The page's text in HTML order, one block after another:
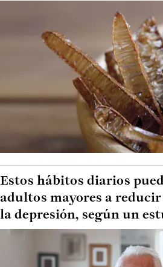
Estos hábitos diarios
adultos mayores a
la depresión, según un